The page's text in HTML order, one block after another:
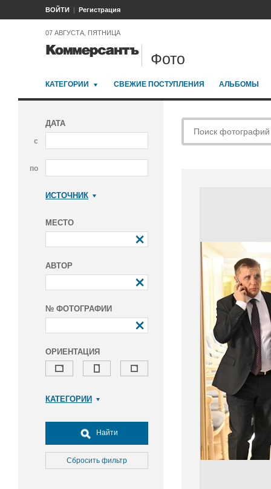
ВОЙТИ Регистрация
07 АВГУСТА, ПЯТНИЦА
Фото
КАТЕГОРИИ СВЕЖИЕ ПОСТУПЛЕНИЯ АЛЬБОМЫ
ДАТА
с
по
ИСТОЧНИК
МЕСТО
АВТОР
№ ФОТОГРАФИИ
ОРИЕНТАЦИЯ
КАТЕГОРИИ
Досуг, туризм и отдых
Культура
Медицина
Найти
Сбросить фильтр